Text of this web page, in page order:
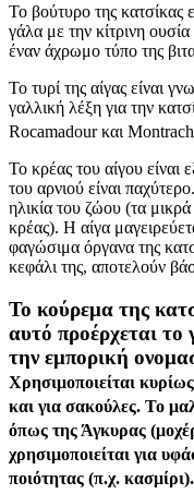
Το βούτυρο της κατσίκας
γάλα με την κίτρινη
έναν άχρωμο τύπο της
Το τυρί της αίγας είναι
γαλλική λέξη για την
Rocamadour και
Το κρέας του αίγου είναι
του αρνιού είναι
ηλικία του ζώου (τα
κρέας). Η αίγα
φαγώσιμα όργανα της
κεφάλι της, αποτελούν
Το κούρεμα της
αυτό προέρχεται το
την εμπορική
Χρησιμοποιείται
και για σακούλες. Το
όπως της Άγκυρας
χρησιμοποιείται για
ποιότητας (π.χ. κασμίρι).